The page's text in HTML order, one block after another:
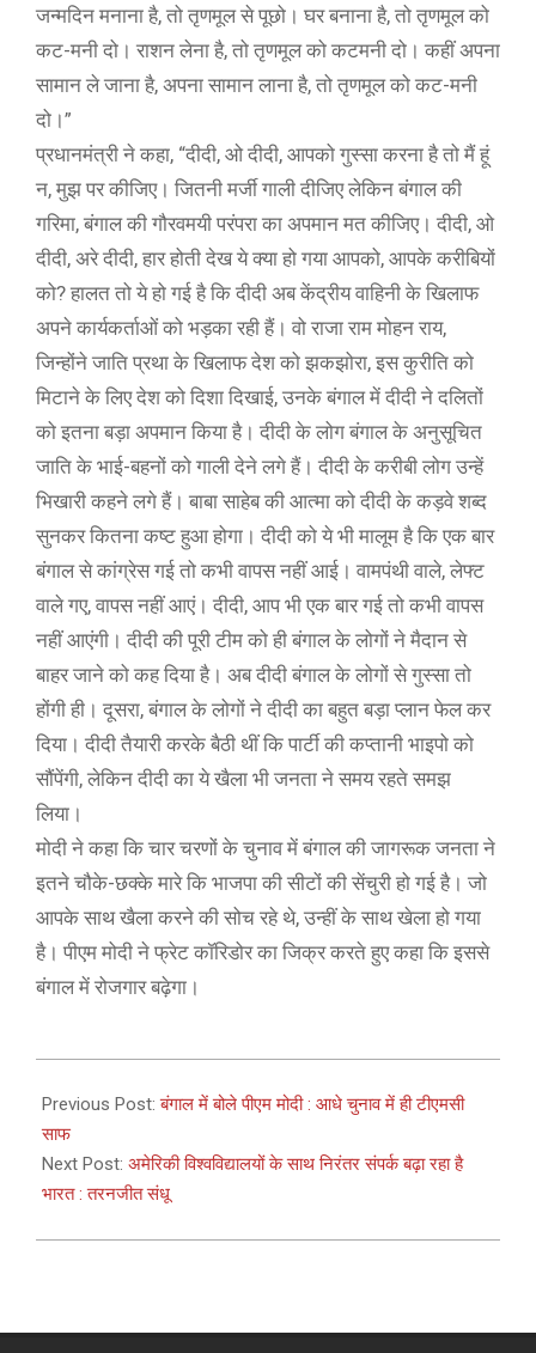
जन्मदिन मनाना है, तो तृणमूल से पूछो। घर बनाना है, तो तृणमूल को
कट-मनी दो। राशन लेना है, तो तृणमूल को कटमनी दो। कहीं अपना
सामान ले जाना है, अपना सामान लाना है, तो तृणमूल को कट-मनी
दो।”
प्रधानमंत्री ने कहा, “दीदी, ओ दीदी, आपको गुस्सा करना है तो मैं हूं
न, मुझ पर कीजिए। जितनी मर्जी गाली दीजिए लेकिन बंगाल की
गरिमा, बंगाल की गौरवमयी परंपरा का अपमान मत कीजिए। दीदी, ओ
दीदी, अरे दीदी, हार होती देख ये क्या हो गया आपको, आपके करीबियों
को? हालत तो ये हो गई है कि दीदी अब केंद्रीय वाहिनी के खिलाफ
अपने कार्यकर्ताओं को भड़का रही हैं। वो राजा राम मोहन राय,
जिन्होंने जाति प्रथा के खिलाफ देश को झकझोरा, इस कुरीति को
मिटाने के लिए देश को दिशा दिखाई, उनके बंगाल में दीदी ने दलितों
को इतना बड़ा अपमान किया है। दीदी के लोग बंगाल के अनुसूचित
जाति के भाई-बहनों को गाली देने लगे हैं। दीदी के करीबी लोग उन्हें
भिखारी कहने लगे हैं। बाबा साहेब की आत्मा को दीदी के कड़वे शब्द
सुनकर कितना कष्ट हुआ होगा। दीदी को ये भी मालूम है कि एक बार
बंगाल से कांग्रेस गई तो कभी वापस नहीं आई। वामपंथी वाले, लेफ्ट
वाले गए, वापस नहीं आएं। दीदी, आप भी एक बार गई तो कभी वापस
नहीं आएंगी। दीदी की पूरी टीम को ही बंगाल के लोगों ने मैदान से
बाहर जाने को कह दिया है। अब दीदी बंगाल के लोगों से गुस्सा तो
होंगी ही। दूसरा, बंगाल के लोगों ने दीदी का बहुत बड़ा प्लान फेल कर
दिया। दीदी तैयारी करके बैठी थीं कि पार्टी की कप्तानी भाइपो को
सौंपेंगी, लेकिन दीदी का ये खैला भी जनता ने समय रहते समझ
लिया।
मोदी ने कहा कि चार चरणों के चुनाव में बंगाल की जागरूक जनता ने
इतने चौके-छक्के मारे कि भाजपा की सीटों की सेंचुरी हो गई है। जो
आपके साथ खैला करने की सोच रहे थे, उन्हीं के साथ खेला हो गया
है। पीएम मोदी ने फ्रेट कॉरिडोर का जिक्र करते हुए कहा कि इससे
बंगाल में रोजगार बढ़ेगा।
04-
12
Previous Post:बंगाल में बोले पीएम मोदी : आधे चुनाव में ही टीएमसी
साफ
Next Post: अमेरिकी विश्वविद्यालयों के साथ निरंतर संपर्क बढ़ा रहा है
भारत : तरनजीत संधू